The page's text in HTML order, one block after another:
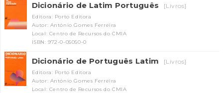
Dicionário de Latim Português [Livros]
Editora: Porto Editora
Autor: António Gomes Ferreira
Local: Centro de Recursos do CMIA
ISBN: 972-0-05050-0
Dicionário de Português Latim [Livros]
Editora: Porto Editora
Autor: António Gomes Ferreira
Local: Centro de Recursos do CMIA